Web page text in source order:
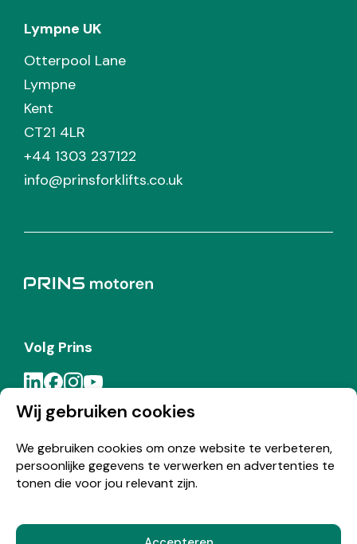
Wij gebruiken cookies
We gebruiken cookies om onze website te verbeteren,
persoonlijke gegevens te verwerken en advertenties te
tonen die voor jou relevant zijn.
Lympne UK
Otterpool Lane
Lympne
Kent
CT21 4LR
+44 1303 237122
info@prinsforklifts.co.uk
Volg Prins
Meld je aan voor de Prins nieuwsbrief